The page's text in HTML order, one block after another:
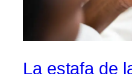
La estafa de